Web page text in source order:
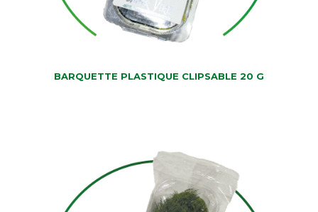
BARQUETTE PLASTIQUE CLIPSABLE 20 G